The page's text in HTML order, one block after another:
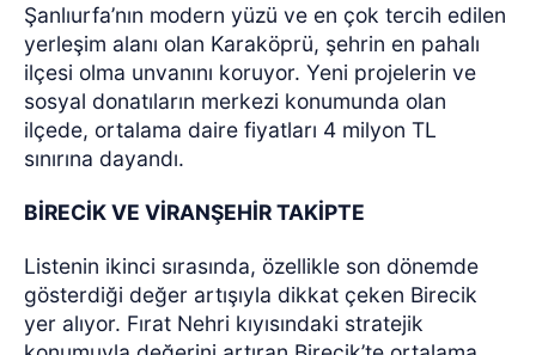
Şanlıurfa’nın modern yüzü ve en çok tercih edilen
yerleşim alanı olan Karaköprü, şehrin en pahalı
ilçesi olma unvanını koruyor. Yeni projelerin ve
sosyal donatıların merkezi konumunda olan
ilçede, ortalama daire fiyatları 4 milyon TL
sınırına dayandı.
BİRECİK VE VİRANŞEHİR TAKİPTE
Listenin ikinci sırasında, özellikle son dönemde
gösterdiği değer artışıyla dikkat çeken Birecik
yer alıyor. Fırat Nehri kıyısındaki stratejik